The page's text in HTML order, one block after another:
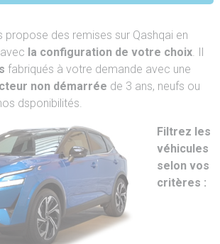
propose des remises sur Qashqai en
la configuration de votre choix. Il
fabriqués à votre demande avec une
non démarrée de 3 ans, neufs ou
dsponibilités.
Filtrez les
véhicules
selon vos
critères :